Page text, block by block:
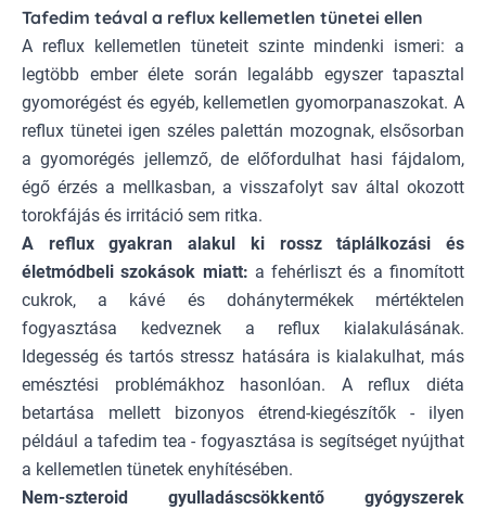
Tafedim teával a reflux kellemetlen tünetei ellen
A reflux kellemetlen tüneteit szinte mindenki ismeri: a
legtöbb ember élete során legalább egyszer tapasztal
gyomorégést és egyéb, kellemetlen gyomorpanaszokat. A
reflux tünetei igen széles palettán mozognak, elsősorban
a gyomorégés jellemző, de előfordulhat hasi fájdalom,
égő érzés a mellkasban, a visszafolyt sav által okozott
torokfájás és irritáció sem ritka.
A reflux gyakran alakul ki rossz táplálkozási és
életmódbeli szokások miatt: a fehérliszt és a finomított
cukrok, a kávé és dohánytermékek mértéktelen
fogyasztása kedveznek a reflux kialakulásának.
Idegesség és tartós stressz hatására is kialakulhat, más
emésztési problémákhoz hasonlóan. A reflux diéta
betartása mellett bizonyos étrend-kiegészítők - ilyen
például a tafedim tea - fogyasztása is segítséget nyújthat
a kellemetlen tünetek enyhítésében.
Nem-szteroid gyulladáscsökkentő gyógyszerek